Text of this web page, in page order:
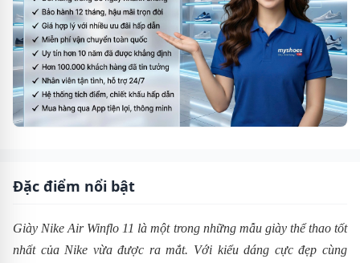
Đặc điểm nổi bật
Giày Nike Air Winflo 11 là một trong những mẫu giày thể thao tốt
nhất của Nike vừa được ra mắt. Với kiểu dáng cực đẹp cùng